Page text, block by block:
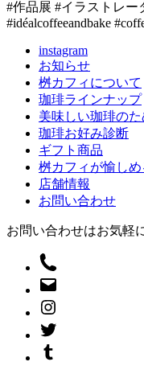
#作品展 #イラストレー
#idéalcoffeeandbake
instagram
お知らせ
桝カフィについて
珈琲ラインナップ
美味しい珈琲のた
珈琲お好み診断
ギフト商品
桝カフィが愉し
店舗情報
お問い合わせ
お問い合わせはお気軽